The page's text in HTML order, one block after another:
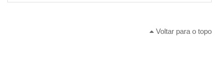
Voltar para o topo